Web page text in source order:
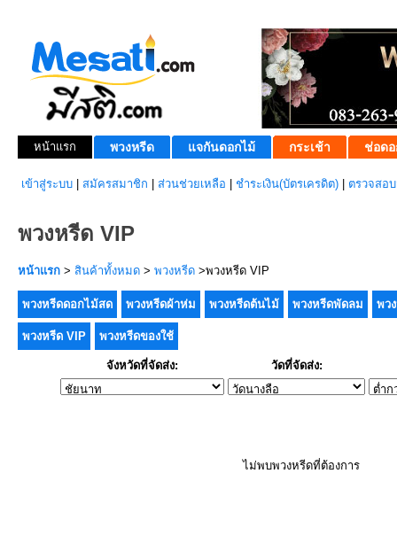
หน้าแรก พวงหรีด แจกันดอกไม้ กระเช้า ช่อดอ
เข้าสู่ระบบ สมัครสมาชิก ส่วนช่วยเหลือ ชำระเงิน(บัตรเครดิต) ตรวจสอ
พวงหรีด VIP
หน้าแรก > สินค้าทั้งหมด > พวงหรีด >พวงหรีด VIP
พวงหรีดดอกไม้สด พวงหรีดผ้าห่ม พวงหรีดต้นไม้ พวงหรีดพัดลม พว
พวงหรีด VIP พวงหรีดของใช้
จังหวัดที่จัดส่ง: วัดที่จัดส่ง:
ไม่พบพวงหรีดที่ต้องการ